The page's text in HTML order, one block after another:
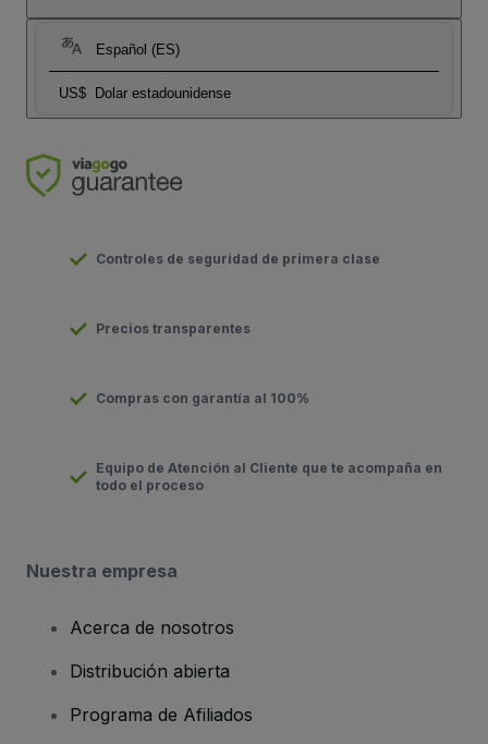
Español (ES)
US$ Dolar estadounidense
Controles de seguridad de primera clase
Precios transparentes
Compras con garantía al 100%
Equipo de Atención al Cliente que te acompaña en
todo el proceso
Nuestra empresa
Acerca de nosotros
Distribución abierta
Programa de Afiliados